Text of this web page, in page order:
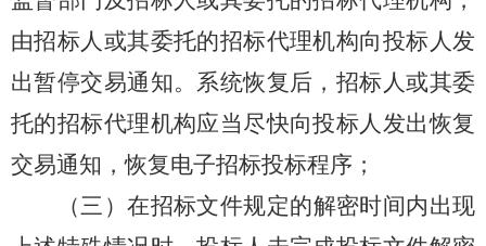
由招标人或其委托的招标代理机构向投标人发
出暂停交易通知。系统恢复后，招标人或其委
托的招标代理机构应当尽快向投标人发出恢复
交易通知，恢复电子招标投标程序；
（三）在招标文件规定的解密时间内出现